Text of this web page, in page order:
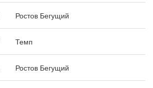
Ростов Бегущий
Темп
Ростов Бегущий